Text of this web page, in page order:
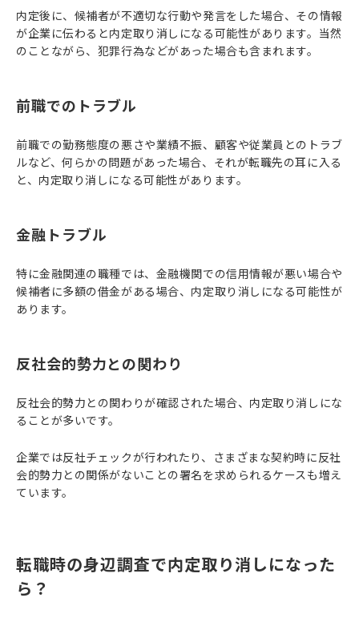
内定後に、候補者が不適切な行動や発言をした場合、その情報
が企業に伝わると内定取り消しになる可能性があります。当然
のことながら、犯罪行為などがあった場合も含まれます。
前職でのトラブル
前職での勤務態度の悪さや業績不振、顧客や従業員とのトラブ
ルなど、何らかの問題があった場合、それが転職先の耳に入る
と、内定取り消しになる可能性があります。
金融トラブル
特に金融関連の職種では、金融機関での信用情報が悪い場合や
候補者に多額の借金がある場合、内定取り消しになる可能性が
あります。
反社会的勢力との関わり
反社会的勢力との関わりが確認された場合、内定取り消しにな
ることが多いです。
企業では反社チェックが行われたり、さまざまな契約時に反社
会的勢力との関係がないことの署名を求められるケースも増え
ています。
転職時の身辺調査で内定取り消しになった
ら？